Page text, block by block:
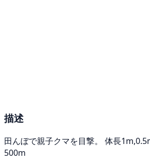
描述
田んぼで親子クマを目撃。 体長
500m